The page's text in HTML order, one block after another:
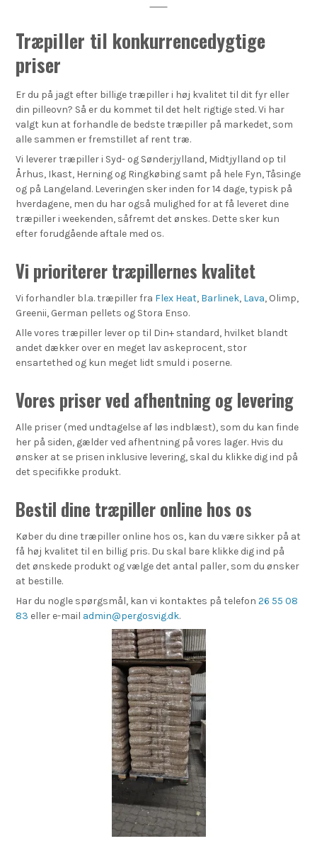
Træpiller til konkurrencedygtige
priser
Er du på jagt efter billige træpiller i høj kvalitet til dit fyr eller
din pilleovn? Så er du kommet til det helt rigtige sted. Vi har
valgt kun at forhandle de bedste træpiller på markedet, som
alle sammen er fremstillet af rent træ.
Vi leverer træpiller i Syd- og Sønderjylland, Midtjylland op til
Århus, Ikast, Herning og Ringkøbing samt på hele Fyn, Tåsinge
og på Langeland. Leveringen sker inden for 14 dage, typisk på
hverdagene, men du har også mulighed for at få leveret dine
træpiller i weekenden, såfremt det ønskes. Dette sker kun
efter forudgående aftale med os.
Vi prioriterer træpillernes kvalitet
Vi forhandler bl.a. træpiller fra Flex Heat, Barlinek, Lava, Olimp,
Greenii, German pellets og Stora Enso.
Alle vores træpiller lever op til Din+ standard, hvilket blandt
andet dækker over en meget lav askeprocent, stor
ensartethed og kun meget lidt smuld i poserne.
Vores priser ved afhentning og levering
Alle priser (med undtagelse af løs indblæst), som du kan finde
her på siden, gælder ved afhentning på vores lager. Hvis du
ønsker at se prisen inklusive levering, skal du klikke dig ind på
det specifikke produkt.
Bestil dine træpiller online hos os
Køber du dine træpiller online hos os, kan du være sikker på at
få høj kvalitet til en billig pris. Du skal bare klikke dig ind på
det ønskede produkt og vælge det antal paller, som du ønsker
at bestille.
Har du nogle spørgsmål, kan vi kontaktes på telefon26 55 08
83 eller e-mail admin@pergosvig.dk.